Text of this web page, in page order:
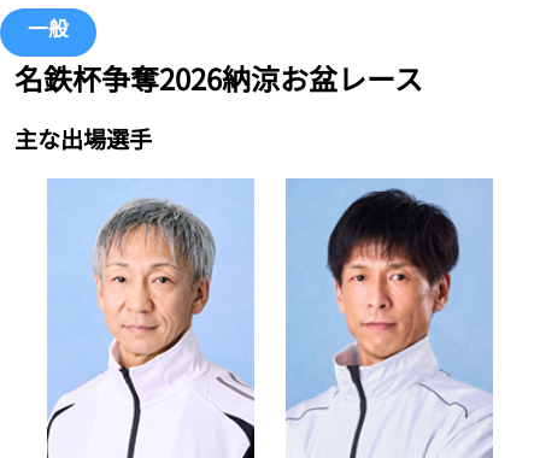
一般
名鉄杯争奪2026納涼お盆レース
主な出場選手